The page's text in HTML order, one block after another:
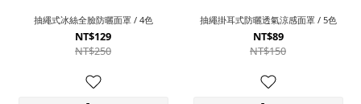
抽繩式冰絲全臉防曬面罩 / 4色
NT$129
NT$250
抽繩掛耳式防曬透氣涼感面罩 / 5色
NT$89
NT$150